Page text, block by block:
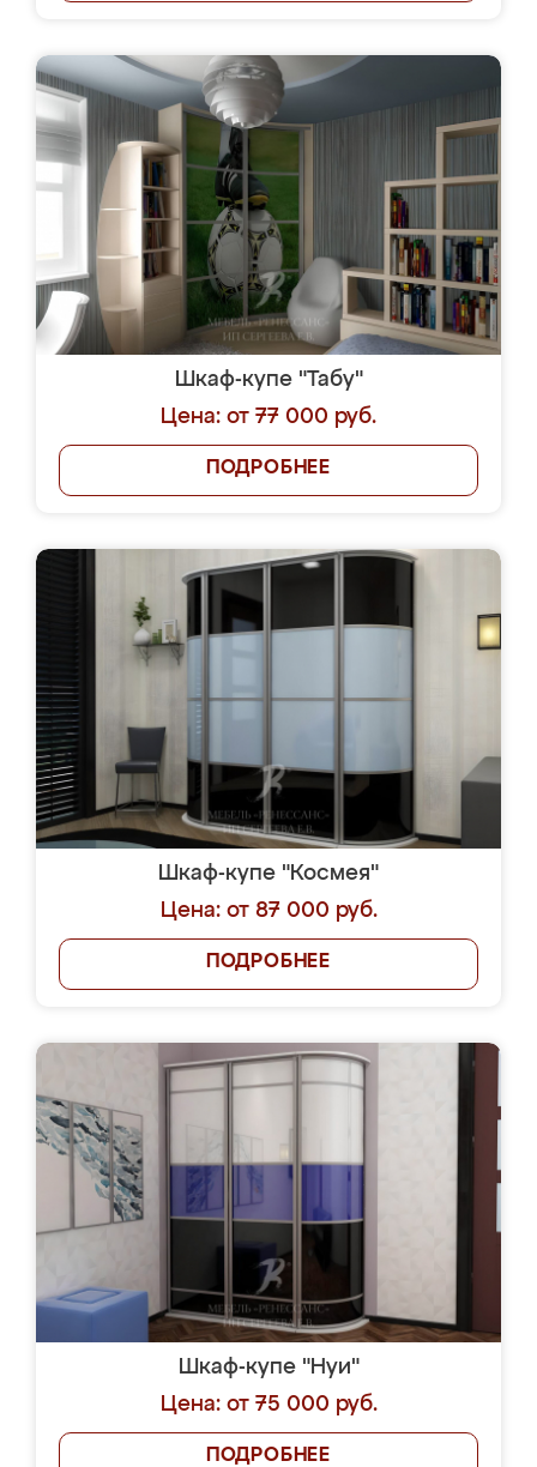
Шкаф-купе "Табу"
Цена: от 77 000 руб.
ПОДРОБНЕЕ
Шкаф-купе "Космея"
Цена: от 87 000 руб.
ПОДРОБНЕЕ
Шкаф-купе "Нуи"
Цена: от 75 000 руб.
ПОДРОБНЕЕ